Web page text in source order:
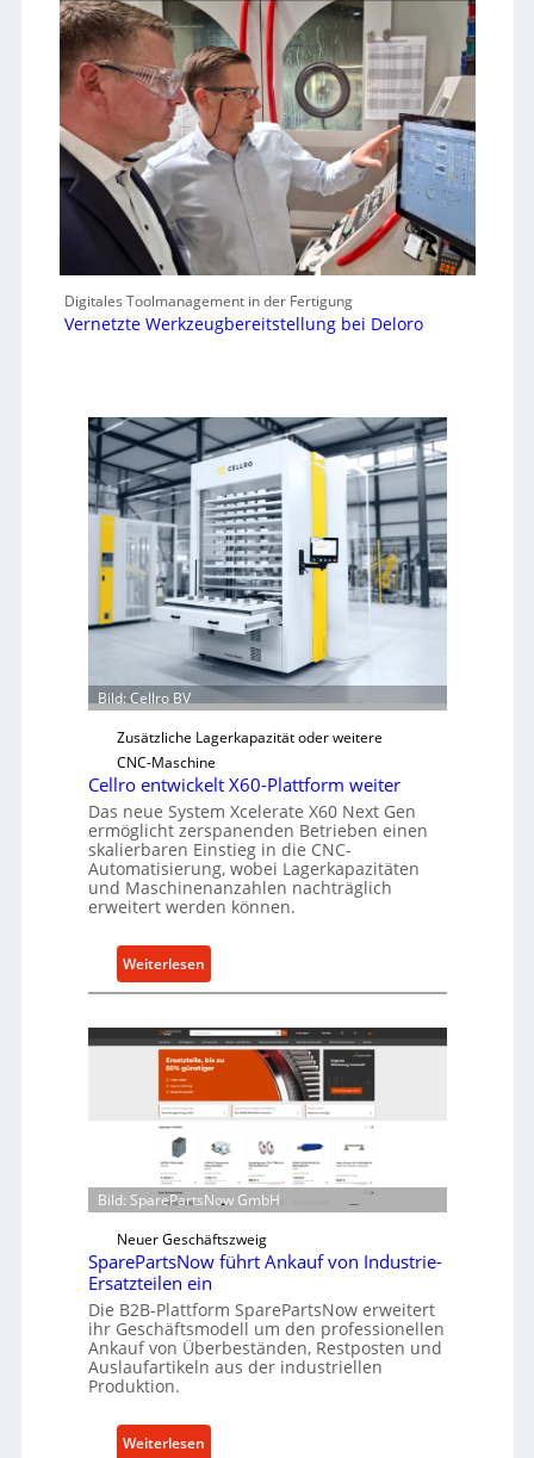
Digitales Toolmanagement in der Fertigung
Vernetzte Werkzeugbereitstellung bei Deloro
Bild: Cellro BV
Zusätzliche Lagerkapazität oder weitere
CNC-Maschine
Cellro entwickelt X60-Plattform weiter
Das neue System Xcelerate X60 Next Gen
ermöglicht zerspanenden Betrieben einen
skalierbaren Einstieg in die CNC-
Automatisierung, wobei Lagerkapazitäten
und Maschinenanzahlen nachträglich
erweitert werden können.
Weiterlesen:
C
l
l
n
t
w
i
c
k
e
l
t
0
Bild: SparePartsNow GmbH
Neuer Geschäftszweig
SparePartsNow führt Ankauf von Industrie-
Ersatzteilen ein
Die B2B-Plattform SparePartsNow erweitert
ihr Geschäftsmodell um den professionellen
Ankauf von Überbeständen, Restposten und
Auslaufartikeln aus der industriellen
Produktion.
Weiterlesen: